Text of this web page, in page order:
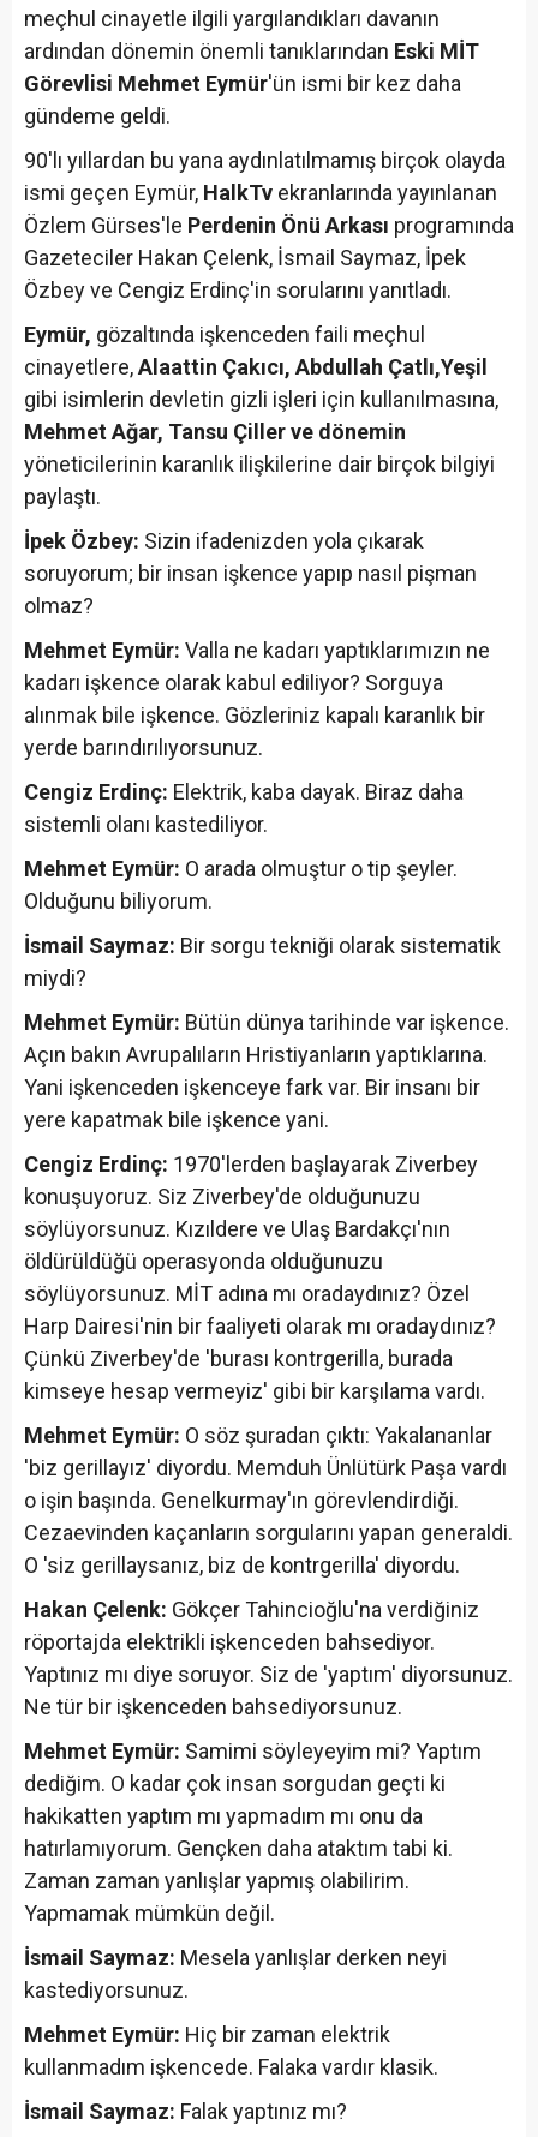
meçhul cinayetle ilgili yargılandıkları davanın
ardından dönemin önemli tanıklarından Eski MİT
Görevlisi Mehmet Eymür'ün ismi bir kez daha
gündeme geldi.
90'lı yıllardan bu yana aydınlatılmamış birçok olayda
ismi geçen Eymür, HalkTv ekranlarında yayınlanan
Özlem Gürses'le Perdenin Önü Arkası programında
Gazeteciler Hakan Çelenk, İsmail Saymaz, İpek
Özbey ve Cengiz Erdinç'in sorularını yanıtladı.
Eymür, gözaltında işkenceden faili meçhul
cinayetlere,Alaattin Çakıcı, Abdullah Çatlı,Yeşil
gibi isimlerin devletin gizli işleri için kullanılmasına,
Mehmet Ağar, Tansu Çiller ve dönemin
yöneticilerinin karanlık ilişkilerine dair birçok bilgiyi
paylaştı.
İpek Özbey: Sizin ifadenizden yola çıkarak
soruyorum; bir insan işkence yapıp nasıl pişman
olmaz?
Mehmet Eymür: Valla ne kadarı yaptıklarımızın ne
kadarı işkence olarak kabul ediliyor? Sorguya
alınmak bile işkence. Gözleriniz kapalı karanlık bir
yerde barındırılıyorsunuz.
Cengiz Erdinç: Elektrik, kaba dayak. Biraz daha
sistemli olanı kastediliyor.
Mehmet Eymür: O arada olmuştur o tip şeyler.
Olduğunu biliyorum.
İsmail Saymaz: Bir sorgu tekniği olarak sistematik
miydi?
Mehmet Eymür: Bütün dünya tarihinde var işkence.
Açın bakın Avrupalıların Hristiyanların yaptıklarına.
Yani işkenceden işkenceye fark var. Bir insanı bir
yere kapatmak bile işkence yani.
Cengiz Erdinç: 1970'lerden başlayarak Ziverbey
konuşuyoruz. Siz Ziverbey'de olduğunuzu
söylüyorsunuz. Kızıldere ve Ulaş Bardakçı'nın
öldürüldüğü operasyonda olduğunuzu
söylüyorsunuz. MİT adına mı oradaydınız? Özel
Harp Dairesi'nin bir faaliyeti olarak mı oradaydınız?
Çünkü Ziverbey'de 'burası kontrgerilla, burada
kimseye hesap vermeyiz' gibi bir karşılama vardı.
Mehmet Eymür: O söz şuradan çıktı: Yakalananlar
'biz gerillayız' diyordu. Memduh Ünlütürk Paşa vardı
o işin başında. Genelkurmay'ın görevlendirdiği.
Cezaevinden kaçanların sorgularını yapan generaldi.
O 'siz gerillaysanız, biz de kontrgerilla' diyordu.
Hakan Çelenk: Gökçer Tahincioğlu'na verdiğiniz
röportajda elektrikli işkenceden bahsediyor.
Yaptınız mı diye soruyor. Siz de 'yaptım' diyorsunuz.
Ne tür bir işkenceden bahsediyorsunuz.
Mehmet Eymür: Samimi söyleyeyim mi? Yaptım
dediğim. O kadar çok insan sorgudan geçti ki
hakikatten yaptım mı yapmadım mı onu da
hatırlamıyorum. Gençken daha ataktım tabi ki.
Zaman zaman yanlışlar yapmış olabilirim.
Yapmamak mümkün değil.
İsmail Saymaz: Mesela yanlışlar derken neyi
kastediyorsunuz.
Mehmet Eymür: Hiç bir zaman elektrik
kullanmadım işkencede. Falaka vardır klasik.
İsmail Saymaz: Falak yaptınız mı?